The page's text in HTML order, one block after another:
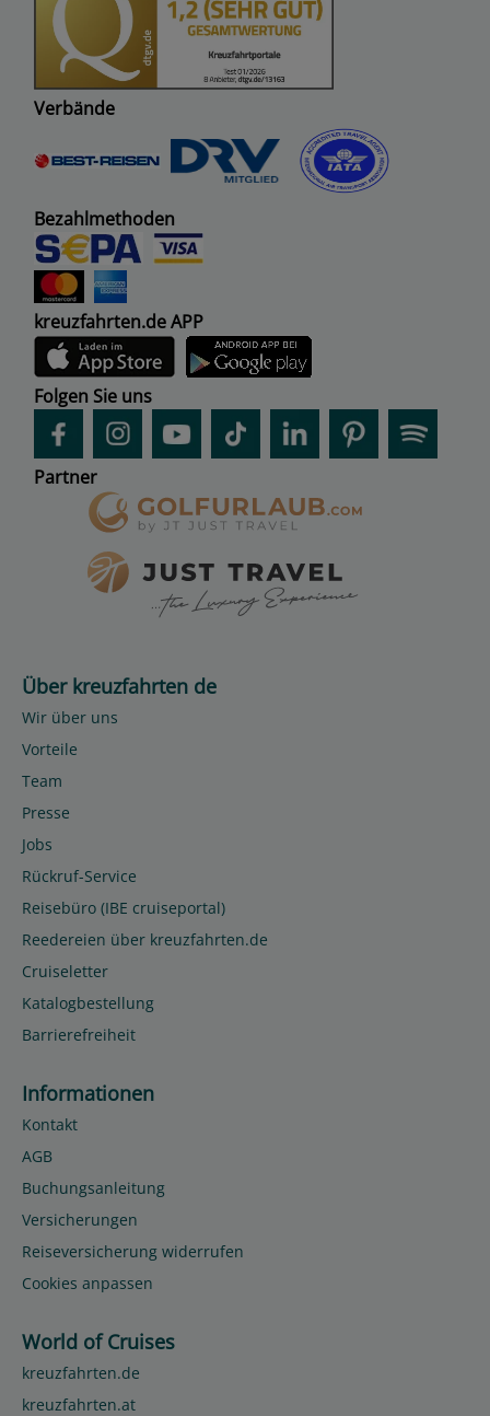
Verbände
Bezahlmethoden
kreuzfahrten.de APP
Folgen Sie uns
Partner
Über kreuzfahrten de
Wir über uns
Vorteile
Team
Presse
Jobs
Rückruf-Service
Reisebüro (IBE cruiseportal)
Reedereien über kreuzfahrten.de
Cruiseletter
Katalogbestellung
Barrierefreiheit
Informationen
Kontakt
AGB
Buchungsanleitung
Versicherungen
Reiseversicherung widerrufen
Cookies anpassen
World of Cruises
kreuzfahrten.de
kreuzfahrten.at